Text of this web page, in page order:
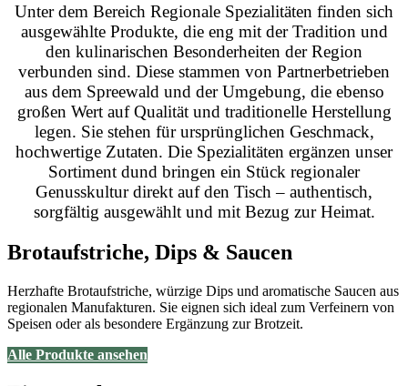
Unter dem Bereich Regionale Spezialitäten finden sich
ausgewählte Produkte, die eng mit der Tradition und
den kulinarischen Besonderheiten der Region
verbunden sind. Diese stammen von Partnerbetrieben
aus dem Spreewald und der Umgebung, die ebenso
großen Wert auf Qualität und traditionelle Herstellung
legen. Sie stehen für ursprünglichen Geschmack,
hochwertige Zutaten. Die Spezialitäten ergänzen unser
Sortiment dund bringen ein Stück regionaler
Genusskultur direkt auf den Tisch – authentisch,
sorgfältig ausgewählt und mit Bezug zur Heimat.
Brotaufstriche, Dips & Saucen
Herzhafte Brotaufstriche, würzige Dips und aromatische Saucen aus
regionalen Manufakturen. Sie eignen sich ideal zum Verfeinern von
Speisen oder als besondere Ergänzung zur Brotzeit.
Alle Produkte ansehen